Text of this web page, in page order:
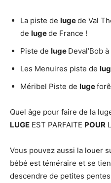
La piste de lugede Val
de lugede France !
Piste de luge Deval’Bob
Les Menuires piste de
Méribel Piste de luge
Quel âge pour faire de la
LUGE EST PARFAITE POUR
Vous pouvez aussi la louer
bébé est téméraire et se
descendre de petites